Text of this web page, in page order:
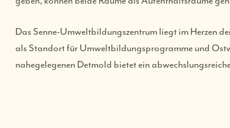
Das Senne-Umweltbildungszentrum liegt im Herzen
als Standort für Umweltbildungsprogramme und
nahegelegenen Detmold bietet ein